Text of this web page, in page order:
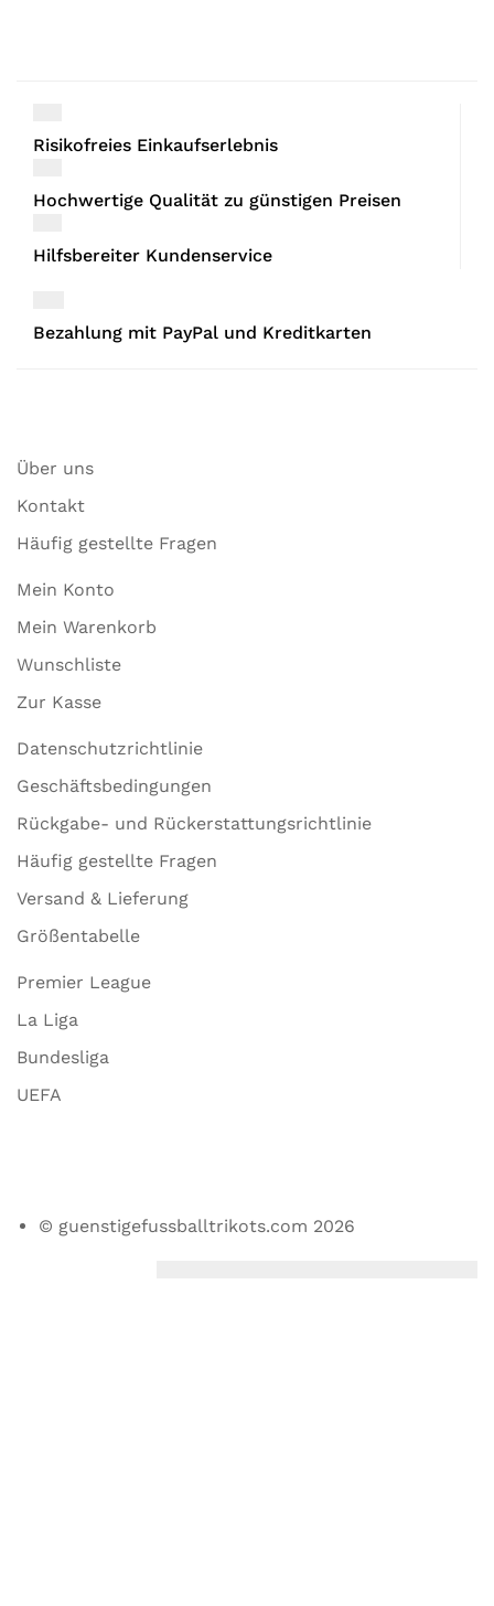
Risikofreies Einkaufserlebnis
Hochwertige Qualität zu günstigen Preisen
Hilfsbereiter Kundenservice
Bezahlung mit PayPal und Kreditkarten
Über uns
Kontakt
Häufig gestellte Fragen
Mein Konto
Mein Warenkorb
Wunschliste
Zur Kasse
Datenschutzrichtlinie
Geschäftsbedingungen
Rückgabe- und Rückerstattungsrichtlinie
Häufig gestellte Fragen
Versand & Lieferung
Größentabelle
Premier League
La Liga
Bundesliga
UEFA
© guenstigefussballtrikots.com 2026